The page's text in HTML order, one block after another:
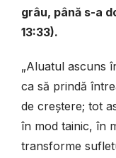
grâu, până s-a
13:33).
„Aluatul ascuns
ca să prindă
de creștere; tot
în mod tainic, în
transforme